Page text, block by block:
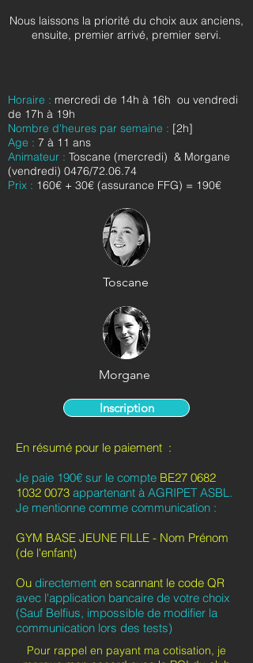
Nous laissons la priorité du choix aux anciens,
ensuite, premier arrivé, premier servi.
Horaire : mercredi de 14h à 16h ou vendredi
de 17h à 19h
Nombre d'heures par semaine : [2h]
Age : 7 à 11 ans
Animateur : Toscane (mercredi) & Morgane
(vendredi) 0476/72.06.74
Prix : 160€ + 30€ (assurance FFG) = 190€
Toscane
Morgane
Inscription
En résumé pour le paiement :
Je paie 190€ sur le compte BE27 0682
1032 0073 appartenant à AGRIPET ASBL.
Je mentionne comme communication :
GYM BASE JEUNE FILLE - Nom Prénom
(de l'enfant)
Ou directement en scannant le code QR
avec l'application bancaire de votre choix
(Sauf Belfius, impossible de modifier la
communication lors des tests)
Pour rappel en payant ma cotisation, je